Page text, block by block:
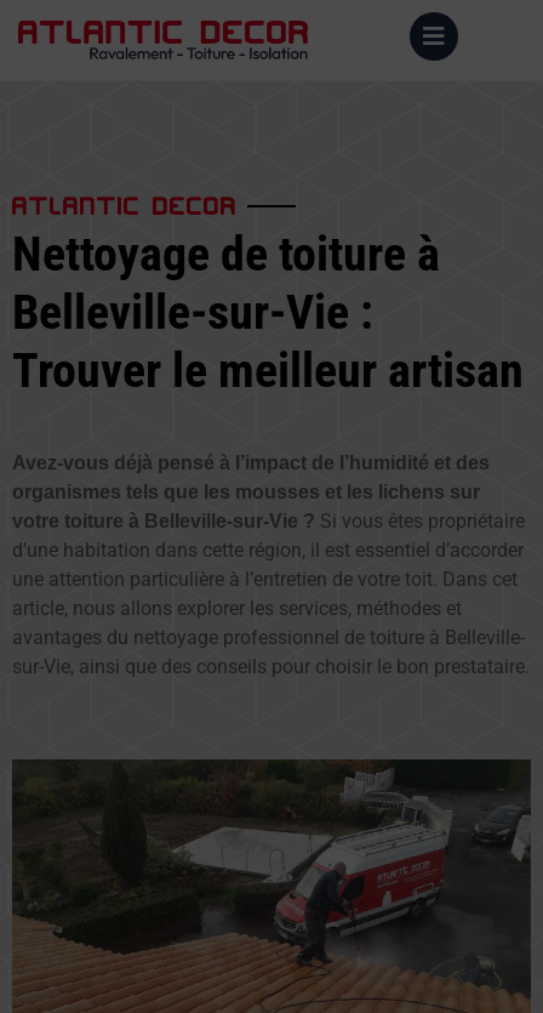
ATLANTIC DECOR
Nettoyage de toiture à
Belleville-sur-Vie :
Trouver le meilleur artisan
Avez-vous déjà pensé à l’impact de l’humidité et des
organismes tels que les mousses et les lichens sur
votre toiture à Belleville-sur-Vie ? Si vous êtes propriétaire
d’une habitation dans cette région, il est essentiel d’accorder
une attention particulière à l’entretien de votre toit. Dans cet
article, nous allons explorer les services, méthodes et
avantages du nettoyage professionnel de toiture à Belleville-
sur-Vie, ainsi que des conseils pour choisir le bon prestataire.